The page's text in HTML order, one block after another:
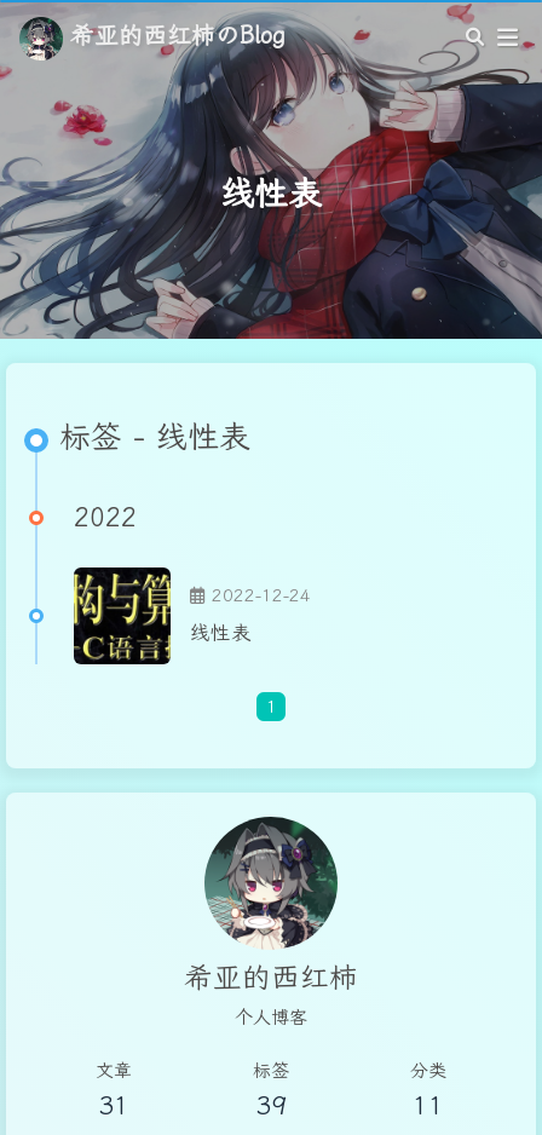
希亚的西红柿のBlog
线性表
标签 - 线性表
2022
2022-12-24
线性表
1
希亚的西红柿
个人博客
文章
31
标签
39
分类
11